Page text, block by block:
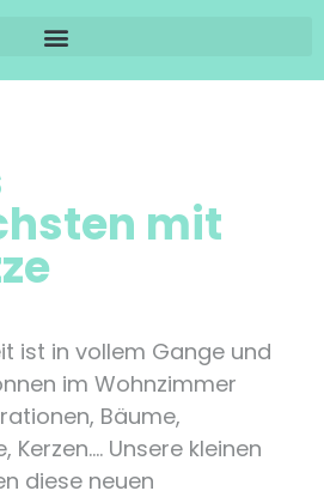
mit
ist in vollem Gange und
im Wohnzimmer
Bäume,
Unsere kleinen
diese neuen